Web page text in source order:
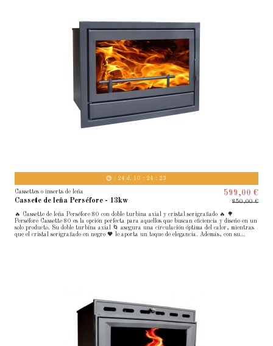
24 d. 10 : 24 : 22
Cassettes o inserts de leña
Cassete de leña Perséfore - 13kw
599,00 €
850,00 €
🔥 Cassette de leña Perséfore 80 con doble turbina axial y cristal serigrafiado 🔥 🌳
Perséfore Cassette 80 es la opción perfecta para aquellos que buscan eficiencia y diseño en un
solo producto. Su doble turbina axial 🌀 asegura una circulación óptima del calor, mientras
que el cristal serigrafiado en negro 🖤 le aporta un toque de elegancia. Además, con su...